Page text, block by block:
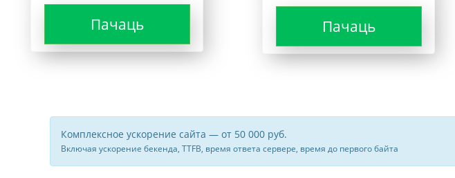
Пачаць Пачаць
Комплексное ускорение сайта — от 50 000 руб.
Включая ускорение бекенда, TTFB, время ответа сервере, время до первого байта